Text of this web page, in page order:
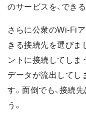
のサービスを、でき
さらに公衆のWi-Fi
きる接続先を選びま
ントに接続してしま
データが流出してし
す。面倒でも、接続
う。